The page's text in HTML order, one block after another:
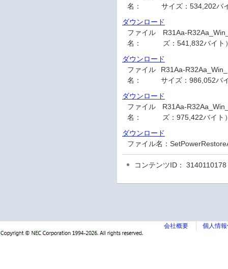
名：
サイズ：534,202バ
ダウンロード
ファイル
名：
R31Aa-
ズ：541,832バイト
ダウンロード
ファイル
名：
R31Aa-
サイズ：986,052バ
ダウンロード
ファイル
名：
R31Aa-
ズ：975,422バイト
ダウンロード
ファイル名：
コンテンツID： 3140110178
会社概要 個人情